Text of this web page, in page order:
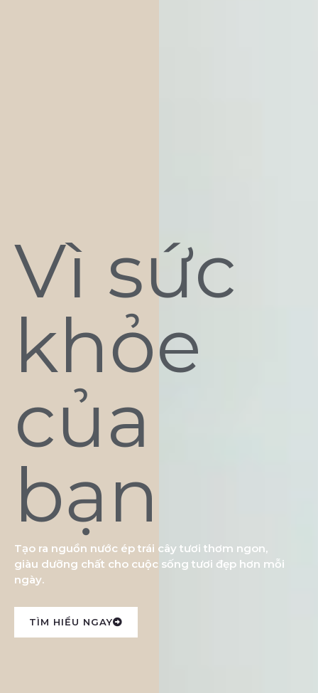
Vì sức
khỏe
của
bạn
Tạo ra nguồn nước ép trái cây tươi thơm ngon,
giàu dưỡng chất cho cuộc sống tươi đẹp hơn mỗi
ngày.
TÌM HIỂU NGAY